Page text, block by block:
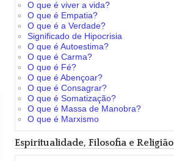
O que é viver a vida?
O que é Empatia?
O que é a Verdade?
Significado de Hipocrisia
O que é Autoestima?
O que é Carma?
O que é Fé?
O que é Abençoar?
O que é Consagrar?
O que é Somatização?
O que é Massa de Manobra?
O que é Marxismo
Espiritualidade, Filosofia e Religião